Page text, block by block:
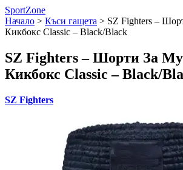
SportZone
Начало > Къси гащета > SZ Fighters –
Кикбокс Classic – Black/Black
SZ Fighters – Шорти За
Кикбокс Classic – Black/
SZ Fighters